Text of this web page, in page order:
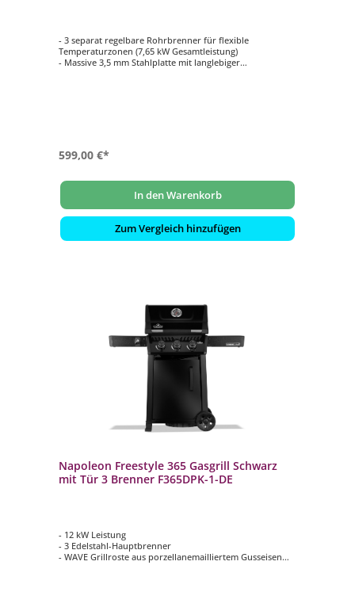
- 3 separat regelbare Rohrbrenner für flexible
Temperaturzonen (7,65 kW Gesamtleistung)
- Massive 3,5 mm Stahlplatte mit langlebiger
599,00 €*
In den Warenkorb
Zum Vergleich hinzufügen
Napoleon Freestyle 365 Gasgrill Schwarz
mit Tür 3 Brenner F365DPK-1-DE
- 12 kW Leistung
- 3 Edelstahl-Hauptbrenner
- WAVE Grillroste aus porzellanemailliertem Gusseisen